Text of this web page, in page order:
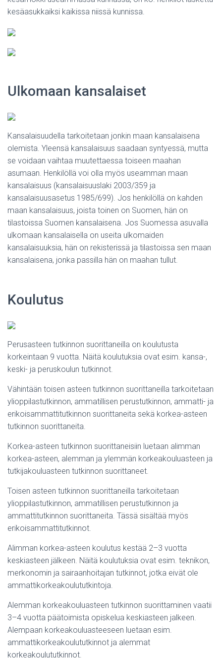
kesäasukkaiksi kaikissa niissä kunnissa.
Ulkomaan kansalaiset
Kansalaisuudella tarkoitetaan jonkin maan kansalaisena
olemista. Yleensä kansalaisuus saadaan syntyessä, mutta
se voidaan vaihtaa muutettaessa toiseen maahan
asumaan. Henkilöllä voi olla myös useamman maan
kansalaisuus (kansalaisuuslaki 2003/359 ja
kansalaisuusasetus 1985/699). Jos henkilöllä on kahden
maan kansalaisuus, joista toinen on Suomen, hän on
tilastoissa Suomen kansalaisena. Jos Suomessa asuvalla
ulkomaan kansalaisella on useita ulkomaiden
kansalaisuuksia, hän on rekisterissä ja tilastoissa sen maan
kansalaisena, jonka passilla hän on maahan tullut.
Koulutus
Perusasteen tutkinnon suorittaneilla on koulutusta
korkeintaan 9 vuotta. Näitä koulutuksia ovat esim. kansa-,
keski- ja peruskoulun tutkinnot.
Vähintään toisen asteen tutkinnon suorittaneilla tarkoitetaan
ylioppilastutkinnon, ammatillisen perustutkinnon, ammatti- ja
erikoisammattitutkinnon suorittaneita sekä korkea-asteen
tutkinnon suorittaneita.
Korkea-asteen tutkinnon suorittaneisiin luetaan alimman
korkea-asteen, alemman ja ylemmän korkeakouluasteen ja
tutkijakouluasteen tutkinnon suorittaneet.
Toisen asteen tutkinnon suorittaneilla tarkoitetaan
ylioppilastutkinnon, ammatillisen perustutkinnon ja
ammattitutkinnon suorittaneita. Tässä sisältää myös
erikoisammattitutkinnot.
Alimman korkea-asteen koulutus kestää 2–3 vuotta
keskiasteen jälkeen. Näitä koulutuksia ovat esim. teknikon,
merkonomin ja sairaanhoitajan tutkinnot, jotka eivät ole
ammattikorkeakoulututkintoja.
Alemman korkeakouluasteen tutkinnon suorittaminen vaatii
3–4 vuotta päätoimista opiskelua keskiasteen jalkeen.
Alempaan korkeakouluasteeseen luetaan esim.
ammattikorkeakoulututkinnot ja alemmat
korkeakoulututkinnot.